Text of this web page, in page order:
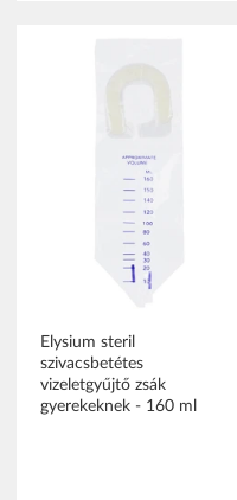
Elysium steril
szivacsbetétes
vizeletgyűjtő zsák
gyerekeknek - 160 ml